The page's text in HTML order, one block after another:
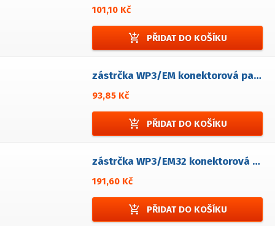
101,10 Kč
add_shopping_cart PŘIDAT DO KOŠÍKU
zástrčka WP3/EM konektorová panelová
93,85 Kč
add_shopping_cart PŘIDAT DO KOŠÍKU
zástrčka WP3/EM32 konektorová panelová
191,60 Kč
add_shopping_cart PŘIDAT DO KOŠÍKU